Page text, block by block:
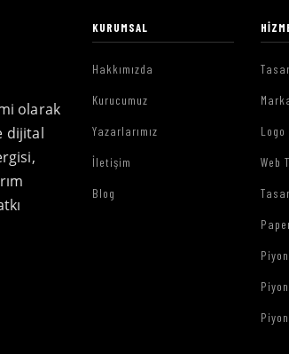
olarak
dijital
KURUMSAL
Hakkımızda
Kurucumuz
Yazarlarımız
İletişim
Blog
Logo
Web